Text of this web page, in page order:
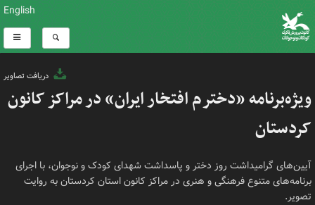
English
دریافت تصاویر
ویژه‌برنامه «دخترم افتخار ایران» در مراکز کانون
کردستان
آیین‌های گرامیداشت روز دختر و پاسداشت شهدای کودک و نوجوان، با اجرای
برنامه‌های متنوع فرهنگی و هنری در مراکز کانون استان کردستان به روایت
تصویر.